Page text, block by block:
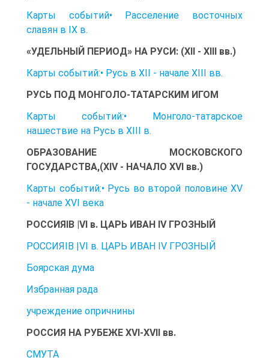
Карты событий• Расселение восточных
славян в IX в.
«УДЕЛЬНЫЙ ПЕРИОД» НА РУСИ: (XII - XIII вв.)
Карты событий:• Русь в XII - начале XIII вв.
РУСЬ ПОД МОНГОЛО-ТАТАРСКИМ ИГОМ
Карты событий:• Монголо-татарское
нашествие на Русь в XIII в.
ОБРАЗОВАНИЕ МОСКОВСКОГО
ГОСУДАРСТВА,(XIV - НАЧАЛО XVI вв.)
Карты событий:• Русь во второй половине XV
- начале XVI века
РОСCИЯІВ |VI в. ЦАРЬ ИВАН IV ГРОЗНЫЙ
РОСCИЯІВ |VI в. ЦАРЬ ИВАН IV ГРОЗНЫЙ
Боярская дума
Избранная рада
учреждение опричнины
РОССИЯ НА РУБЕЖЕ XVI-XVII вв.
СМУТА